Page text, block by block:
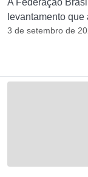
A Federação
levantamento
3 de setembro de